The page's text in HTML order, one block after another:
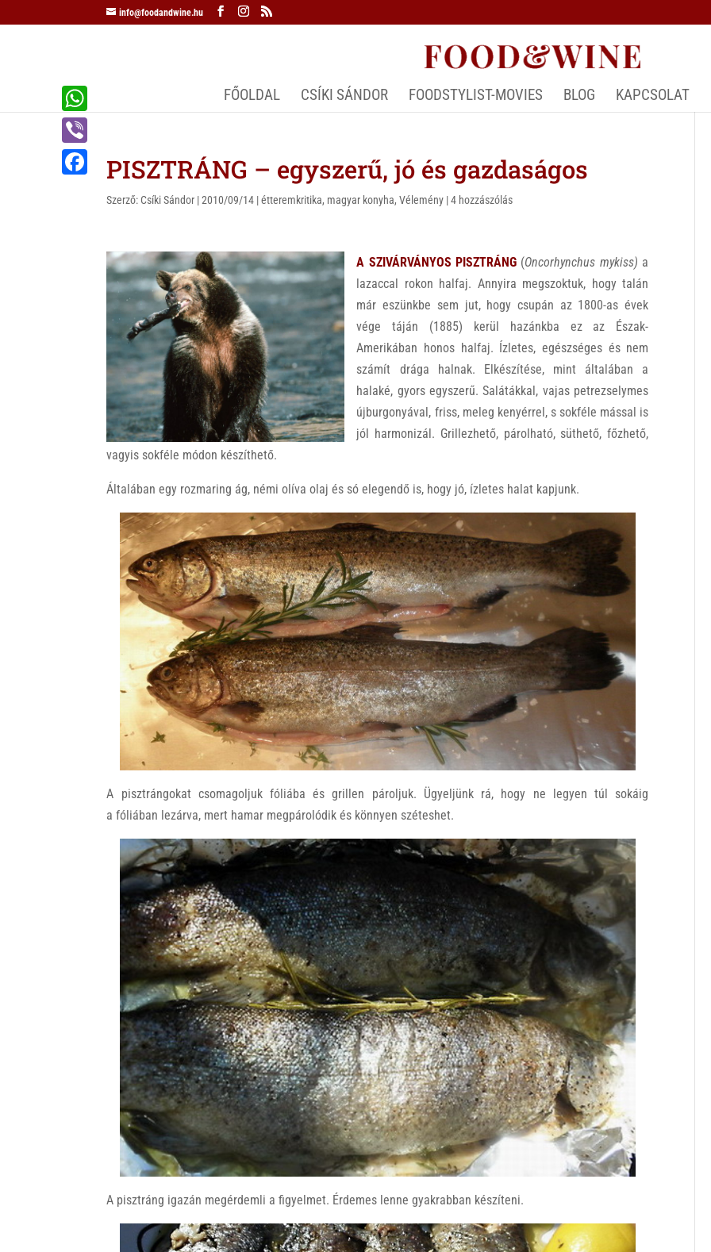
info@foodandwine.hu
FŐOLDAL CSÍKI SÁNDOR FOODSTYLIST-MOVIES BLOG KAPCSOLAT
PISZTRÁNG – egyszerű, jó és gazdaságos
Szerző: Csíki Sándor |2010/09/14 |étteremkritika, magyar konyha,Vélemény |4 hozzászólás
A SZIVÁRVÁNYOS PISZTRÁNG (Oncorhynchus mykiss) a
lazaccal rokon halfaj. Annyira megszoktuk, hogy talán
már eszünkbe sem jut, hogy csupán az 1800-as évek
vége táján (1885) kerül hazánkba ez az Észak-
Amerikában honos halfaj. Ízletes, egészséges és nem
számít drága halnak. Elkészítése, mint általában a
halaké, gyors egyszerű. Salátákkal, vajas petrezselymes
újburgonyával, friss, meleg kenyérrel, s sokféle mással is
jól harmonizál. Grillezhető, párolható, süthető, főzhető,
vagyis sokféle módon készíthető.
Általában egy rozmaring ág, némi olíva olaj és só elegendő is, hogy jó, ízletes halat kapjunk.
A pisztrángokat csomagoljuk fóliába és grillen pároljuk. Ügyeljünk rá, hogy ne legyen túl sokáig
a fóliában lezárva, mert hamar megpárolódik és könnyen széteshet.
A pisztráng igazán megérdemli a figyelmet. Érdemes lenne gyakrabban készíteni.
W
h
a
V